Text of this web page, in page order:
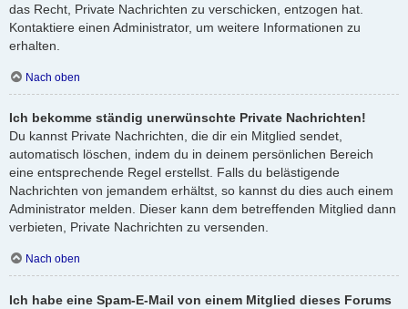
das Recht, Private Nachrichten zu verschicken, entzogen hat.
Kontaktiere einen Administrator, um weitere Informationen zu
erhalten.
Nach oben
Ich bekomme ständig unerwünschte Private Nachrichten!
Du kannst Private Nachrichten, die dir ein Mitglied sendet,
automatisch löschen, indem du in deinem persönlichen Bereich
eine entsprechende Regel erstellst. Falls du belästigende
Nachrichten von jemandem erhältst, so kannst du dies auch einem
Administrator melden. Dieser kann dem betreffenden Mitglied dann
verbieten, Private Nachrichten zu versenden.
Nach oben
Ich habe eine Spam-E-Mail von einem Mitglied dieses Forums